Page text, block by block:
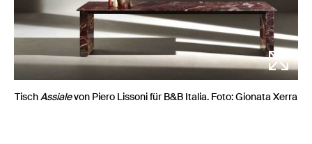
TischAssialevon Piero Lissoni für B&B Italia. Foto: Gionata Xerra